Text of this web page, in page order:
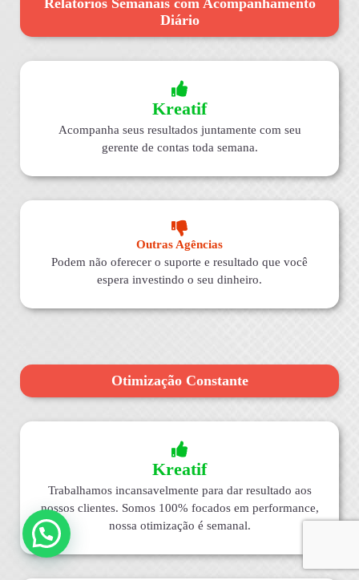
Relatórios Semanais com Acompanhamento
Diário
Kreatif
Acompanha seus resultados juntamente com seu
gerente de contas toda semana.
Outras Agências
Podem não oferecer o suporte e resultado que você
espera investindo o seu dinheiro.
Otimização Constante
Kreatif
Trabalhamos incansavelmente para dar resultado aos
nossos clientes. Somos 100% focados em performance,
nossa otimização é semanal.